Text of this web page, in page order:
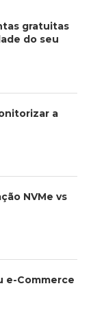
gratuitas
do seu
a
NVMe vs
e-Commerce